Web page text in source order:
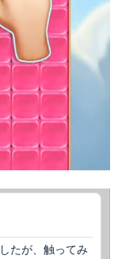
たが、触ってみ